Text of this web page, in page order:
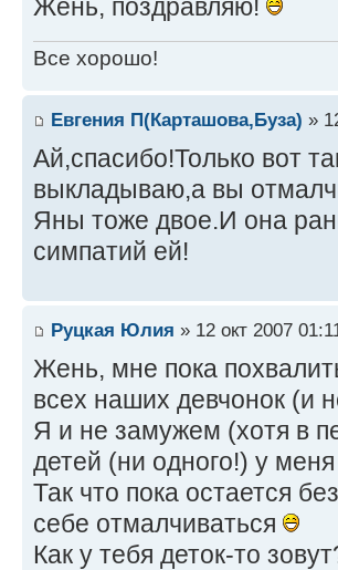
Жень, поздравляю!
Все хорошо!
Евгения П(Карташова,Буза) »
Ай,спасибо!Только вот
выкладываю,а вы
Яны тоже двое.И она
симпатий ей!
Руцкая Юлия » 12 окт 2007
Жень, мне пока
всех наших девчонок (и
Я и не замужем (хотя в
детей (ни одного!) у
Так что пока остается
себе отмалчиваться
Как у тебя деток-то